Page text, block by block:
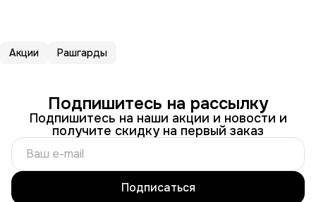
Акции Рашгарды
Подпишитесь на рассылку
Подпишитесь на наши акции и новости и
получите скидку на первый заказ
Подписаться